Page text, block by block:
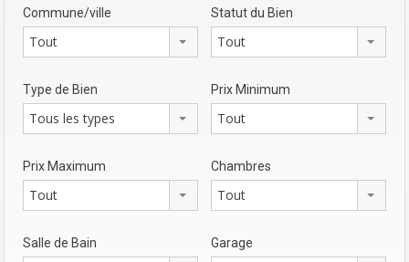
Commune/ville
Tout
Statut du Bien
Tout
Type de Bien
Tous les types
Prix Minimum
Tout
Prix Maximum
Tout
Chambres
Tout
Salle de Bain Garage